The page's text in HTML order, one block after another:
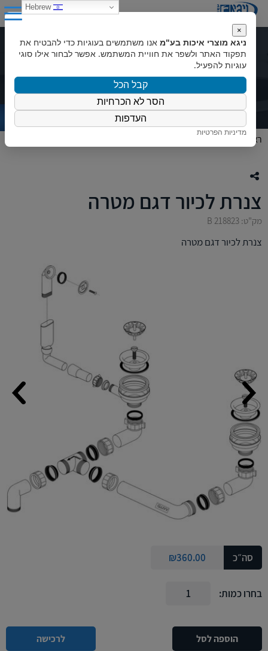
צנרת לכיור דגם מטרה
ראשי
סה״כ ₪360.00
בחרו כמות:
הוספה לסל לרכישה
צנרת לכיור דגם מטרה
מק"ט: B 218823
צנרת לכיור דגם מטרה
×
ניגא מוצרי איכות בע"מ אנו משתמשים בעוגיות כדי להבטיח את
תפקוד האתר ולשפר את חוויית המשתמש. אפשר לבחור אילו סוגי
עוגיות להפעיל.
קבל הכל
הסר לא הכרחיות
העדפות
מדיניות הפרטיות
Hebrew